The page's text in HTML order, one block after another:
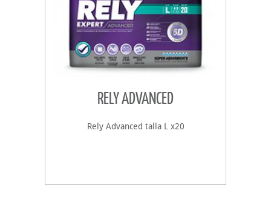
RELY ADVANCED
Rely Advanced talla L x20